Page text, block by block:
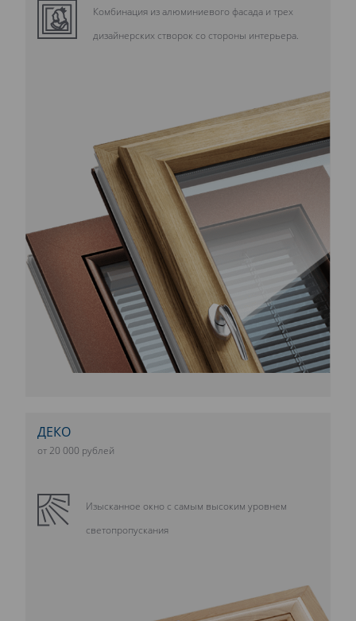
Комбинация из алюминиевого фасада и трех
дизайнерских створок со стороны интерьера.
ДЕКО
от 20 000 рублей
Изысканное окно с самым высоким уровнем
светопропускания